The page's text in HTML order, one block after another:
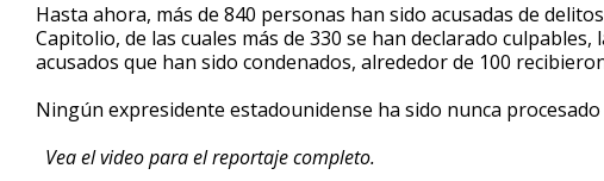
Hasta ahora, más de 840 personas han sido acusadas de
Capitolio, de las cuales más de 330 se han declarado
acusados que han sido condenados, alrededor de 100
Ningún expresidente estadounidense ha sido nunca
Vea el video para el reportaje completo.